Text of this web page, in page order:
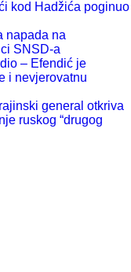
kod Hadžića poginuo
napada na
SNSD-a
– Efendić je
i nevjerovatnu
general otkriva
ruskog “drugog